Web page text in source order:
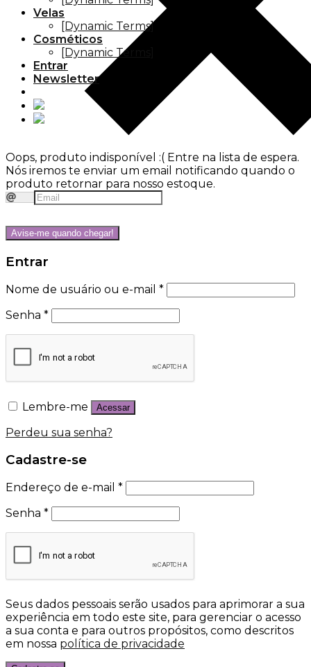
Velas
[Dynamic Terms]
Cosméticos
[Dynamic Terms]
Entrar
Newsletter
Oops, produto indisponível :( Entre na lista de espera.
Nós iremos te enviar um email notificando quando o
produto retornar para nosso estoque.
Avise-me quando chegar!
Entrar
Nome de usuário ou e-mail *
Senha *
Lembre-me Acessar
Perdeu sua senha?
Cadastre-se
Endereço de e-mail *
Senha *
Seus dados pessoais serão usados para aprimorar a sua
experiência em todo este site, para gerenciar o acesso
a sua conta e para outros propósitos, como descritos
em nossa política de privacidade